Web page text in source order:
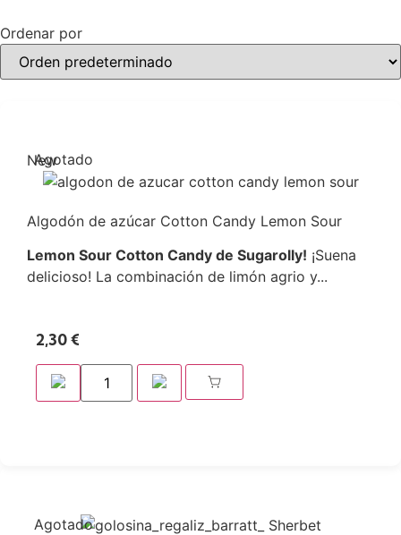
Ordenar por
Agotado
New
Algodón de azúcar Cotton Candy Lemon Sour
Lemon Sour Cotton Candy de Sugarolly! ¡Suena
delicioso! La combinación de limón agrio y...
2,30€
Agotado